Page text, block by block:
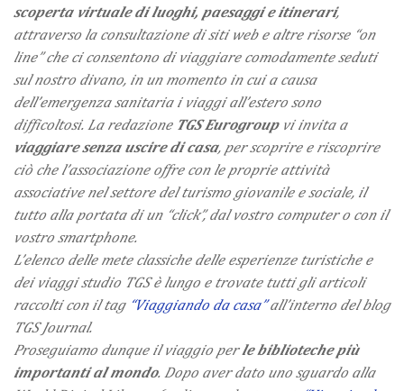
scoperta virtuale di luoghi, paesaggi e itinerari,
attraverso la consultazione di siti web e altre risorse “on
line” che ci consentono di viaggiare comodamente seduti
sul nostro divano, in un momento in cui a causa
dell’emergenza sanitaria i viaggi all’estero sono
difficoltosi. La redazione TGS Eurogroupvi invita a
viaggiare senza uscire di casa, per scoprire e riscoprire
ciò che l’associazione offre con le proprie attività
associative nel settore del turismo giovanile e sociale, il
tutto alla portata di un “click”, dal vostro computer o con il
vostro smartphone.
L’elenco delle mete classiche delle esperienze turistiche e
dei viaggi studio TGS è lungo e trovate tutti gli articoli
raccolti con il tag “Viaggiando da casa”all’interno del blog
TGS Journal.
Proseguiamo dunque il viaggio perle biblioteche più
importanti al mondo. Dopo aver dato uno sguardo alla